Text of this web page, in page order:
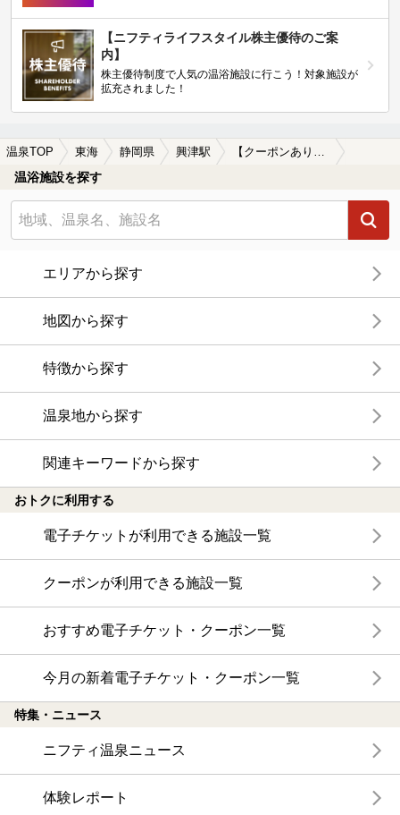
【ニフティライフスタイル株主優待のご案
内】
株主優待制度で人気の温浴施設に行こう！対象施設が
拡充されました！
温泉TOP 東海 静岡県 興津駅 【クーポンあり】切り傷に効能がある興津駅近くの温泉、日帰り温泉、スーパー銭湯おすすめ
温浴施設を探す
エリアから探す
地図から探す
特徴から探す
温泉地から探す
関連キーワードから探す
おトクに利用する
電子チケットが利用できる施設一覧
クーポンが利用できる施設一覧
おすすめ電子チケット・クーポン一覧
今月の新着電子チケット・クーポン一覧
特集・ニュース
ニフティ温泉ニュース
体験レポート